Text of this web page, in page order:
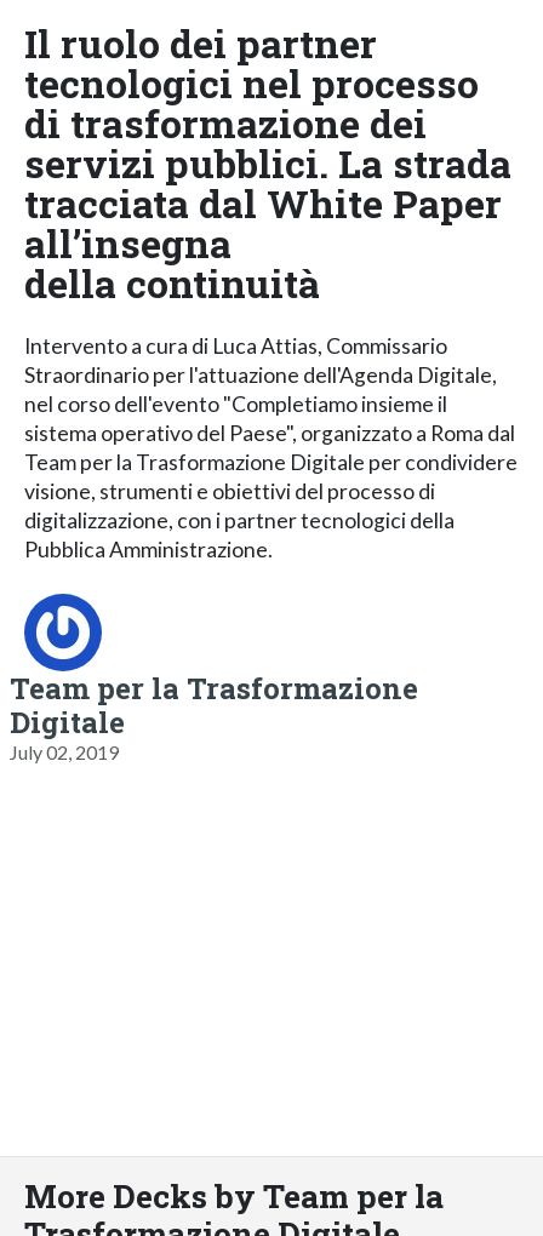
Il ruolo dei partner
tecnologici nel processo
di trasformazione dei
servizi pubblici. La strada
tracciata dal White Paper
all’insegna
della continuità
Intervento a cura di Luca Attias, Commissario
Straordinario per l'attuazione dell'Agenda Digitale,
nel corso dell'evento "Completiamo insieme il
sistema operativo del Paese", organizzato a Roma dal
Team per la Trasformazione Digitale per condividere
visione, strumenti e obiettivi del processo di
digitalizzazione, con i partner tecnologici della
Pubblica Amministrazione.
Team per la Trasformazione
Digitale
July 02, 2019
More Decks by Team per la